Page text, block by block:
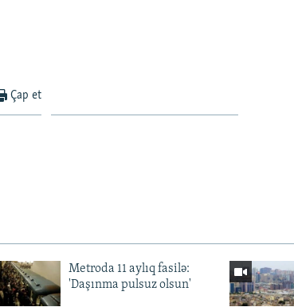
Çap et
Metroda 11 aylıq fasilə:
'Daşınma pulsuz olsun'